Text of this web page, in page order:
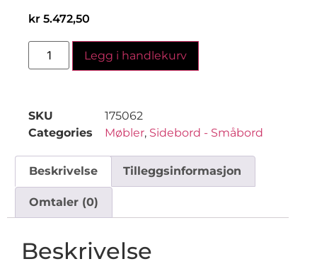
kr 5.472,50
Legg i handlekurv
SKU
175062
Categories
Møbler, Sidebord - Småbord
Beskrivelse Tilleggsinformasjon
Omtaler (0)
Beskrivelse